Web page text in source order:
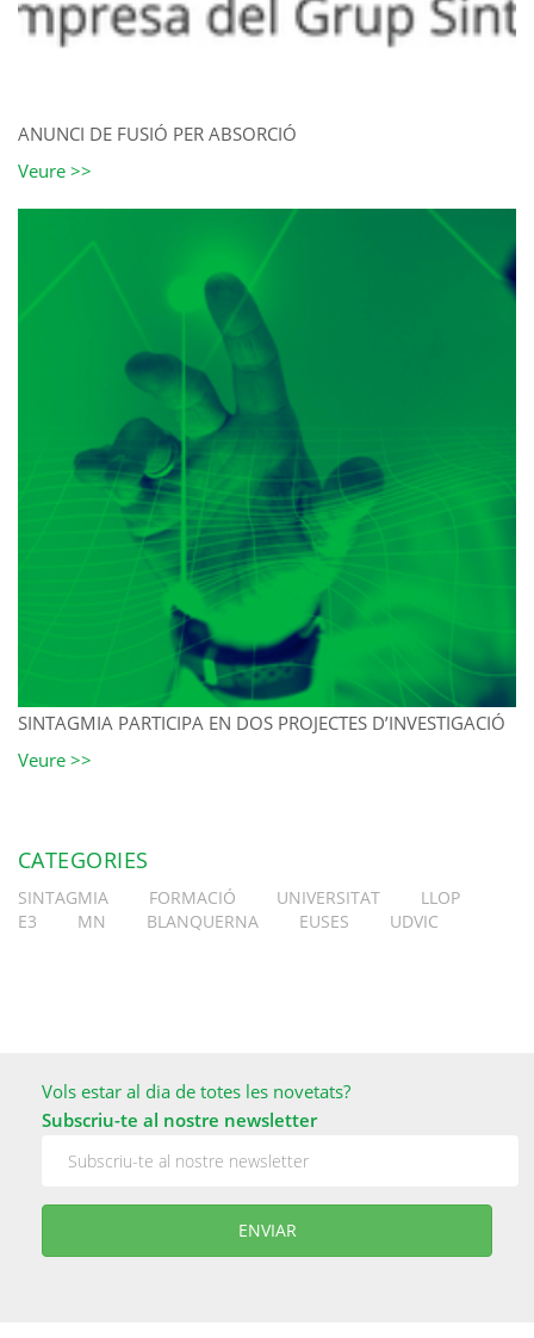
ANUNCI DE FUSIÓ PER ABSORCIÓ
Veure >>
SINTAGMIA PARTICIPA EN DOS PROJECTES D’INVESTIGACIÓ
Veure >>
CATEGORIES
SINTAGMIA FORMACIÓ UNIVERSITAT
LLOP
E3
MN BLANQUERNA EUSES UDVIC
Vols estar al dia de totes les novetats?
Subscriu-te al nostre newsletter